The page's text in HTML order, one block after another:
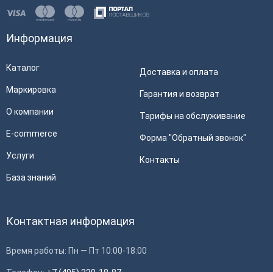
Информация
Каталог
Маркировка
О компании
E-commerce
Услуги
База знаний
Доставка и оплата
Гарантия и возврат
Тарифы на обслуживание
Форма "Обратный звонок"
Контакты
Контактная информация
Время работы: Пн — Пт 10:00-18:00